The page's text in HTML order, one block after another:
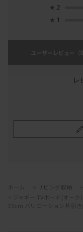
★ 2
★ 1
ユーザーレビュー （
レ
ホーム リビング収納
ジャギー TVボード(オー
35cm バリエーション片引